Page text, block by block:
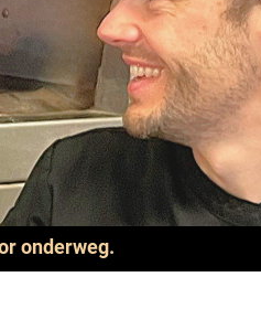
onderweg.